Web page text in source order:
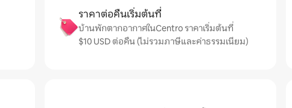
ราคาต่อคืนเริ่มต้นที่
บ้านพักตากอากาศในCentro ราคาเริ่มต้นที่
$10 USD ต่อคืน (ไม่รวมภาษีและค่าธรรมเนียม)